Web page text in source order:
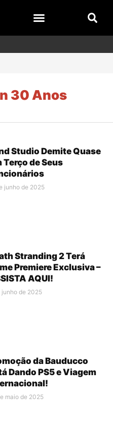
30 Anos
Studio Demite Quase
Terço de Seus
junho de 2025
Stranding 2 Terá
Premiere Exclusiva –
AQUI!
junho de 2025
da Bauducco
Dando PS5 e Viagem
maio de 2025